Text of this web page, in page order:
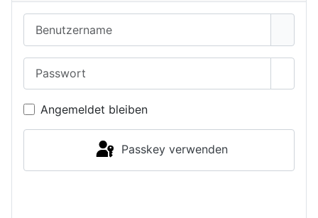
Angemeldet bleiben
Passkey verwenden